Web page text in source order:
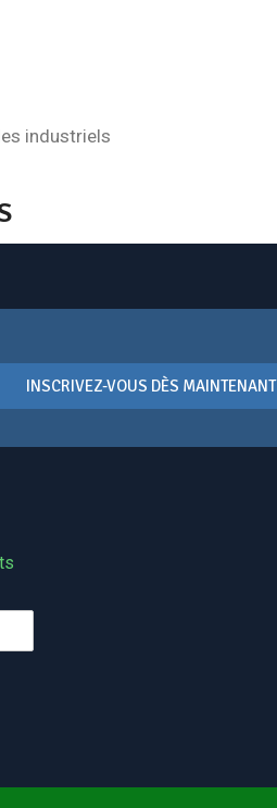
industriels
INSCRIVEZ-VOUS DÈS MAINTENANT